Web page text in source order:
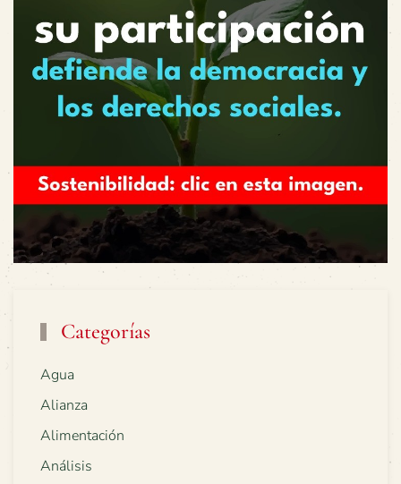
Categorías
Agua
Alianza
Alimentación
Análisis